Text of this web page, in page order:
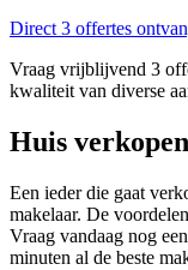
Direct 3 offertes
Vraag vrijblijvend 3
kwaliteit van diverse
Huis
Een ieder die gaat
makelaar. De
Vraag vandaag nog
minuten al de beste